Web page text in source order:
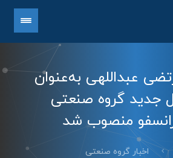
عبداللهی به‌عنوان
جدید گروه صنعتی
منصوب شد
اخبار گروه صنعتی